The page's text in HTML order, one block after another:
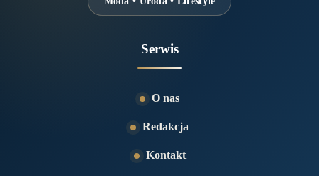
Serwis
O nas
Redakcja
Kontakt